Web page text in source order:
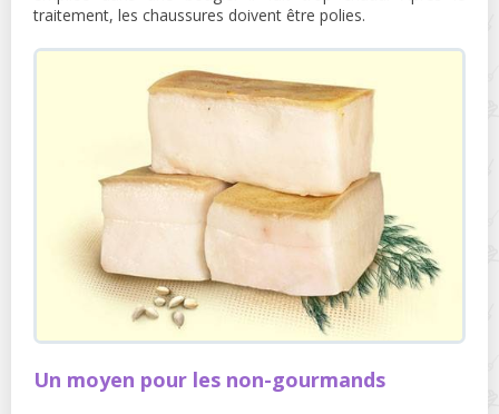
traitement, les chaussures doivent être polies.
Un moyen pour les non-gourmands